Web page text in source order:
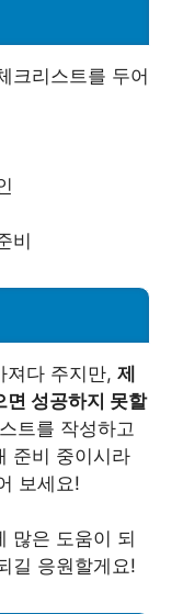
크리스트를 두어
비
져다 주지만, 제
면 성공하지 못할
트를 작성하고
준비 중이시라
보세요!
많은 도움이 되
길 응원할게요!